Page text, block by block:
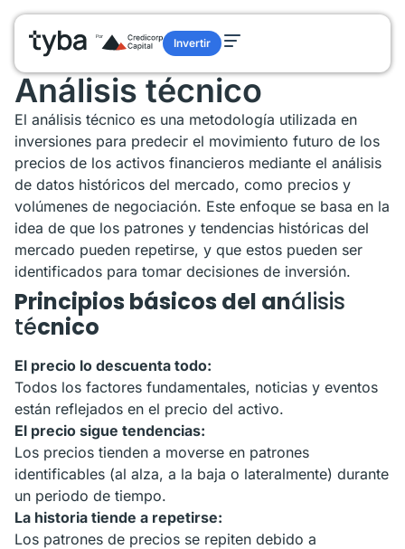
Invertir
Glosario/Análisis técnico
Glosario términos de finanzas
Análisis técnico
El análisis técnico es una metodología utilizada en
inversiones para predecir el movimiento futuro de los
precios de los activos financieros mediante el análisis
de datos históricos del mercado, como precios y
volúmenes de negociación. Este enfoque se basa en la
idea de que los patrones y tendencias históricas del
mercado pueden repetirse, y que estos pueden ser
identificados para tomar decisiones de inversión.
Principios básicos del análisis
técnico
El precio lo descuenta todo:
Todos los factores fundamentales, noticias y eventos
están reflejados en el precio del activo.
El precio sigue tendencias:
Los precios tienden a moverse en patrones
identificables (al alza, a la baja o lateralmente) durante
un periodo de tiempo.
La historia tiende a repetirse:
Los patrones de precios se repiten debido a